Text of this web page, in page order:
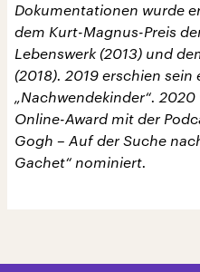
Dokumentationen wurde
dem Kurt-Magnus-Preis
Lebenswerk (2013) und
(2018). 2019 erschien
„Nachwendekinder“.
Online-Award mit der
Gogh – Auf der Suche
Gachet“ nominiert.